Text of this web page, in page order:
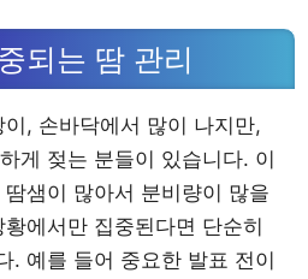
되는 땀 관리
, 손바닥에서 많이 나지만,
게 젖는 분들이 있습니다. 이
샘이 많아서 분비량이 많을
에서만 집중된다면 단순히
. 예를 들어 중요한 발표 전이